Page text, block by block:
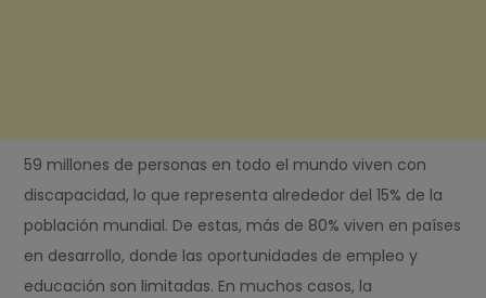
59 millones de personas en todo el mundo viven con
discapacidad, lo que representa alrededor del 15% de la
población mundial. De estas, más de 80% viven en países
en desarrollo, donde las oportunidades de empleo y
educación son limitadas. En muchos casos, la